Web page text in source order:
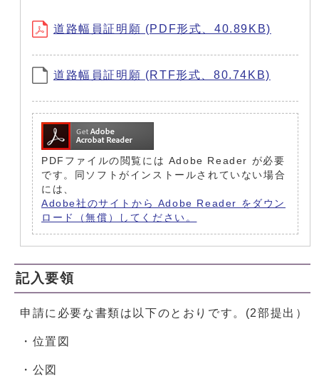
道路幅員証明願 (PDF形式、40.89KB)
道路幅員証明願 (RTF形式、80.74KB)
PDFファイルの閲覧には Adobe Reader が必要
です。同ソフトがインストールされていない場合
には、
Adobe社のサイトから Adobe Reader をダウン
ロード（無償）してください。
記入要領
申請に必要な書類は以下のとおりです。(2部提出）
・位置図
・公図